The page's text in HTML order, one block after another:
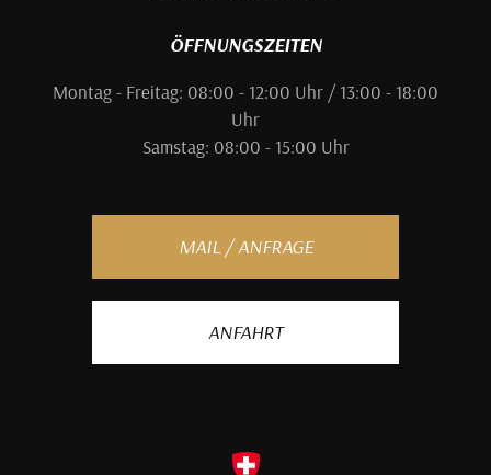
ÖFFNUNGSZEITEN
Montag - Freitag: 08:00 - 12:00 Uhr / 13:00 - 18:00
Uhr
Samstag: 08:00 - 15:00 Uhr
MAIL / ANFRAGE
ANFAHRT